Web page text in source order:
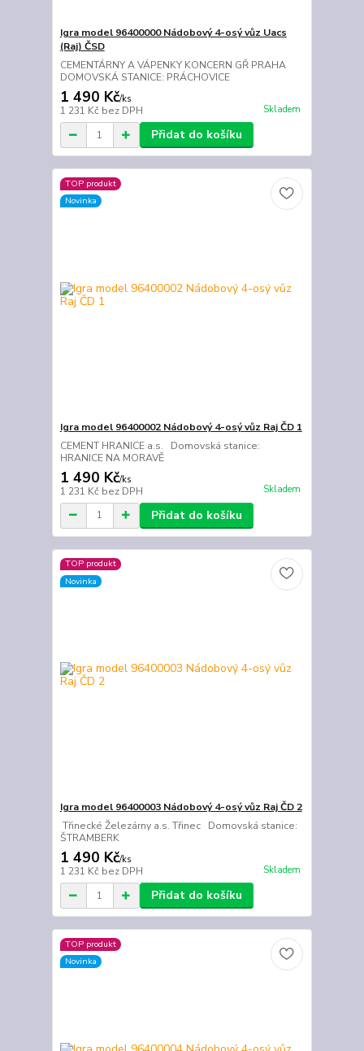
Igra model 96400000 Nádobový 4-osý vůz Uacs
(Raj) ČSD
CEMENTÁRNY A VÁPENKY KONCERN GŘ PRAHA
DOMOVSKÁ STANICE: PRÁCHOVICE
1 490 Kč/ks
1 231 Kč bez DPH Skladem
Přidat do košíku
TOP produkt
Novinka
Igra model 96400002 Nádobový 4-osý vůz Raj ČD 1
CEMENT HRANICE a.s. Domovská stanice:
HRANICE NA MORAVĚ
1 490 Kč/ks
1 231 Kč bez DPH Skladem
Přidat do košíku
TOP produkt
Novinka
Igra model 96400003 Nádobový 4-osý vůz Raj ČD 2
Třinecké Železárny a.s. Třinec Domovská stanice:
ŠTRAMBERK
1 490 Kč/ks
1 231 Kč bez DPH Skladem
Přidat do košíku
TOP produkt
Novinka